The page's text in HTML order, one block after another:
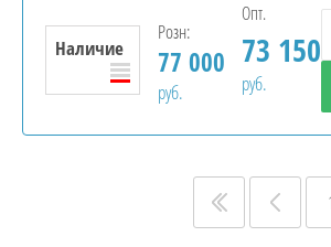
Наличие
Розн:
77 000
руб.
Опт.
73 150
руб.